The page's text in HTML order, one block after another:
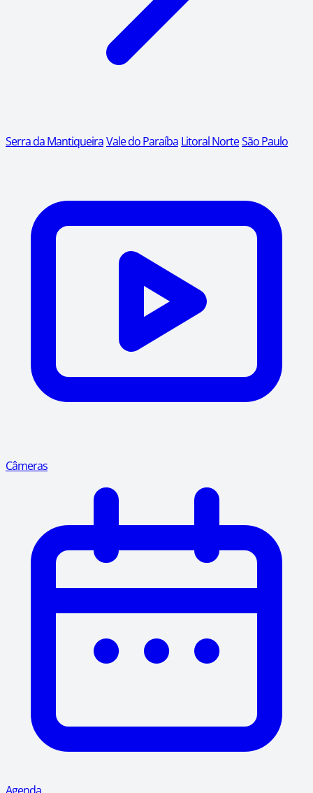
Serra da MantiqueiraVale do Paraíba Litoral NorteSão Paulo
Câmeras